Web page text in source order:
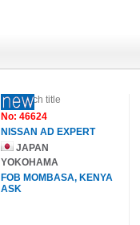
No: 46624
NISSAN AD EXPERT
JAPAN
YOKOHAMA
FOB MOMBASA, KENYA
ASK